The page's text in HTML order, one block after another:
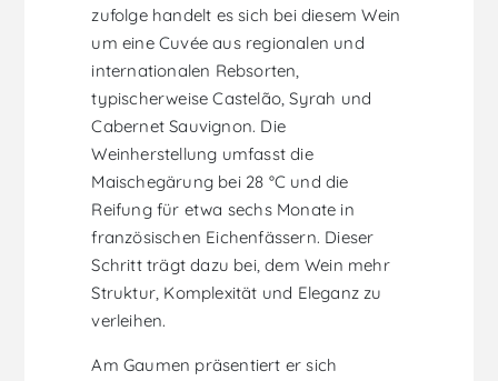
zufolge handelt es sich bei diesem Wein
um eine Cuvée aus regionalen und
internationalen Rebsorten,
typischerweise Castelão, Syrah und
Cabernet Sauvignon. Die
Weinherstellung umfasst die
Maischegärung bei 28 °C und die
Reifung für etwa sechs Monate in
französischen Eichenfässern. Dieser
Schritt trägt dazu bei, dem Wein mehr
Struktur, Komplexität und Eleganz zu
verleihen.
Am Gaumen präsentiert er sich